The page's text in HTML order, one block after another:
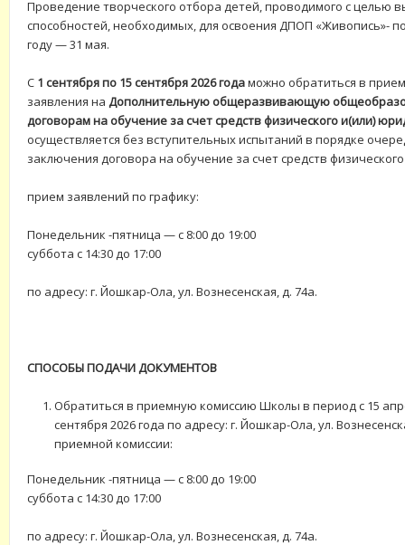
Проведение творческого отбора детей, проводимого с целью
способностей, необходимых, для освоения ДПОП «Живопись»-
году — 31 мая.
С 1 сентября по 15 сентября 2026 годаможно обратиться в
заявления на Дополнительную общеразвивающую
договорам на обучение за счет средств физического и(или)
осуществляется без вступительных испытаний в порядке
заключения договора на обучение за счет средств
прием заявлений по графику:
Понедельник -пятница — с 8:00 до 19:00
суббота с 14:30 до 17:00
по адресу: г. Йошкар-Ола, ул. Вознесенская, д. 74а.
СПОСОБЫ ПОДАЧИ ДОКУМЕНТОВ
Обратиться в приемную комиссию Школы в период с 15
сентября 2026 года по адресу: г. Йошкар-Ола, ул.
приемной комиссии:
Понедельник -пятница — с 8:00 до 19:00
суббота с 14:30 до 17:00
по адресу: г. Йошкар-Ола, ул. Вознесенская, д. 74а.